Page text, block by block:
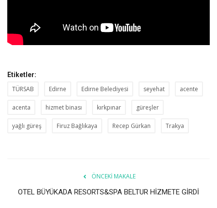
Etiketler:
TÜRSAB Edirne Edirne Belediyesi seyehat acente
acenta hizmet binası kırkpınar güreşler
yağlı güreş Firuz Bağlıkaya Recep Gürkan Trakya
ÖNCEKI MAKALE
OTEL BÜYÜKADA RESORTS&SPA BELTUR HİZMETE GİRDİ